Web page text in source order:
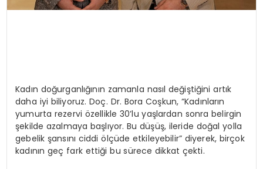
Kadın doğurganlığının zamanla nasıl değiştiğini artık
daha iyi biliyoruz. Doç. Dr. Bora Coşkun, “Kadınların
yumurta rezervi özellikle 30’lu yaşlardan sonra belirgin
şekilde azalmaya başlıyor. Bu düşüş, ileride doğal yolla
gebelik şansını ciddi ölçüde etkileyebilir” diyerek, birçok
kadının geç fark ettiği bu sürece dikkat çekti.